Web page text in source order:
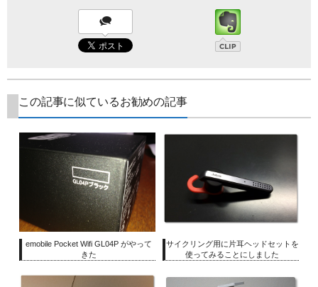
この記事に似ているお勧めの記事
emobile Pocket Wifi GL04P がやって
きた
サイクリング用に片耳ヘッドセットを
使ってみることにしました